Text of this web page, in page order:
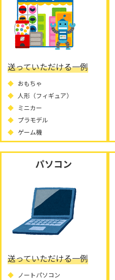
送っていただける一例
おもちゃ
人形（フィギュア）
ミニカー
プラモデル
ゲーム機
パソコン
送っていただける一例
ノートパソコン